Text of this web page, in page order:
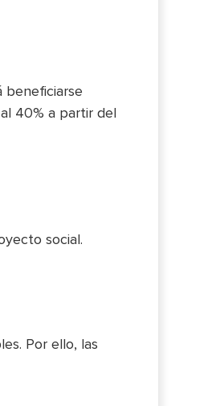
beneficiarse
40% a partir del
social.
Por ello, las